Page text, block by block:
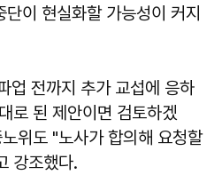
이 현실화할 가능성이 커지
업 전까지 추가 교섭에 응하
로 된 제안이면 검토하겠
위도 "노사가 합의해 요청할
강조했다.